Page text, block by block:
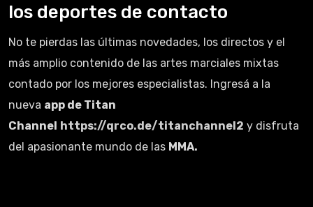
los deportes de contacto
No te pierdas las últimas novedades, los directos y el
más amplio contenido de las artes marciales mixtas
contado por los mejores especialistas. Ingresá a la
nueva app de Titan
Channel https://qrco.de/titanchannel2 y disfruta
del apasionante mundo de las MMA.